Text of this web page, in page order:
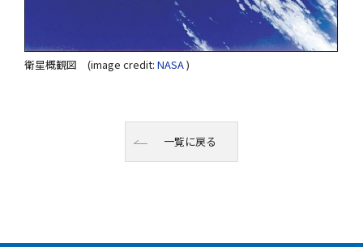
衛星概観図 (image credit: NASA)
一覧に戻る